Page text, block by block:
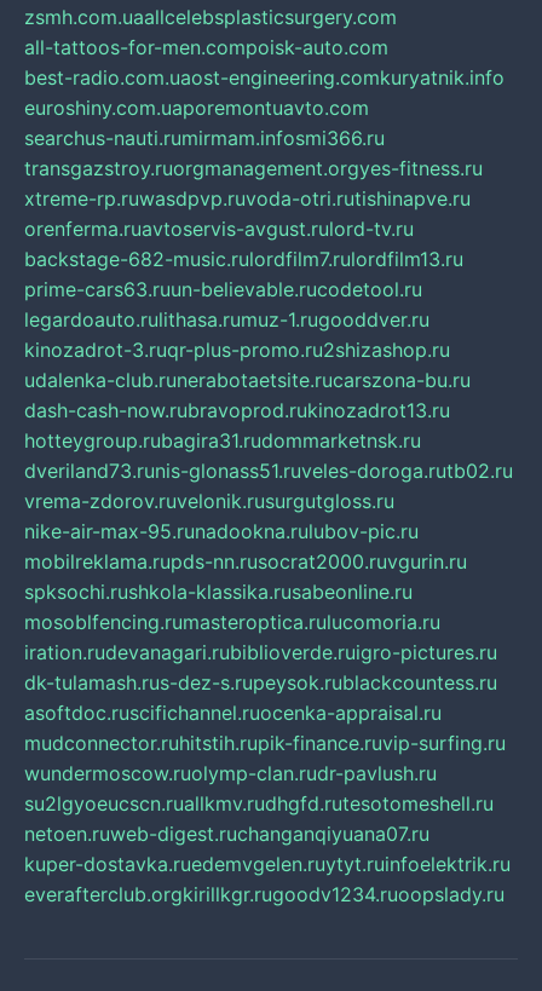
zsmh.com.uaallcelebsplasticsurgery.com
all-tattoos-for-men.compoisk-auto.com
best-radio.com.uaost-engineering.comkuryatnik.info
euroshiny.com.uaporemontuavto.com
searchus-nauti.rumirmam.infosmi366.ru
transgazstroy.ruorgmanagement.orgyes-fitness.ru
xtreme-rp.ruwasdpvp.ruvoda-otri.rutishinapve.ru
orenferma.ruavtoservis-avgust.rulord-tv.ru
backstage-682-music.rulordfilm7.rulordfilm13.ru
prime-cars63.ruun-believable.rucodetool.ru
legardoauto.rulithasa.rumuz-1.rugooddver.ru
kinozadrot-3.ruqr-plus-promo.ru2shizashop.ru
udalenka-club.runerabotaetsite.rucarszona-bu.ru
dash-cash-now.rubravoprod.rukinozadrot13.ru
hotteygroup.rubagira31.rudommarketnsk.ru
dveriland73.runis-glonass51.ruveles-doroga.rutb02.ru
vrema-zdorov.ruvelonik.rusurgutgloss.ru
nike-air-max-95.runadookna.rulubov-pic.ru
mobilreklama.rupds-nn.rusocrat2000.ruvgurin.ru
spksochi.rushkola-klassika.rusabeonline.ru
mosoblfencing.rumasteroptica.rulucomoria.ru
iration.rudevanagari.rubiblioverde.ruigro-pictures.ru
dk-tulamash.rus-dez-s.rupeysok.rublackcountess.ru
asoftdoc.ruscifichannel.ruocenka-appraisal.ru
mudconnector.ruhitstih.rupik-finance.ruvip-surfing.ru
wundermoscow.ruolymp-clan.rudr-pavlush.ru
su2lgyoeucscn.ruallkmv.rudhgfd.rutesotomeshell.ru
netoen.ruweb-digest.ruchanganqiyuana07.ru
kuper-dostavka.ruedemvgelen.ruytyt.ruinfoelektrik.ru
everafterclub.orgkirillkgr.rugoodv1234.ruoopslady.ru